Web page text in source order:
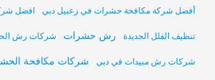
أفضل شركة مكافحة حشرات في زعبيل دبي افضل
تنظيف الفلل الجديدة رش حشرات شركات رش
شركات رش مبيدات في دبي شركات مكافحة